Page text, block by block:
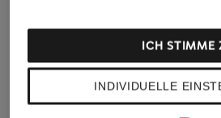
THE NORTH
INDIVIDUELLE
ICH STIMME